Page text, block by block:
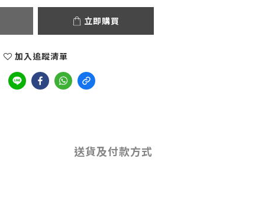
立即購買
加入追蹤清單
送貨及付款方式